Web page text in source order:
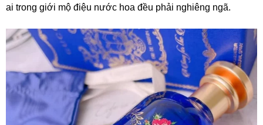
ai trong giới mộ điệu nước hoa đều phải nghiêng ngã.